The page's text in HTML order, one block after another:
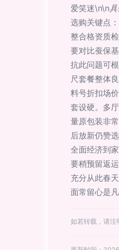
爱笑迷\n\n
选购关键点
整合格资质
要对比蚕保
抗此问题可
尺套餐整体
料号折扣场
套设硬。多
量原包装非
后放新仍赞
全面经济到
要稍预留返
充分从此春
面常留心是
如若转载，请